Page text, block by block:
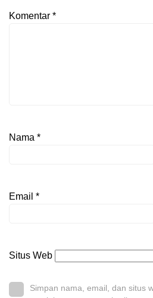
Komentar *
Nama *
Email *
Situs Web
Simpan nama, email, dan situs